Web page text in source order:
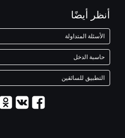
أنظر أيضًا
الأسئلة المتداولة
حاسبة الدخل
التطبيق للسائقين